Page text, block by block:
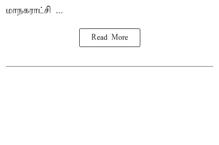
மாநகராட்சி ...
Read More